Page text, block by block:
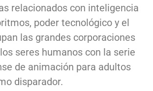
relacionados con inteligencia
poder tecnológico y el
las grandes corporaciones
seres humanos con la serie
de animación para adultos
disparador.